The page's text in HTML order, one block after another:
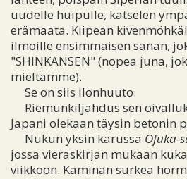
uudelle huipulle, katselen
erämaata. Kiipeän
ilmoille ensimmäisen sanan,
"SHINKANSEN" (nopea juna,
mieltämme).
Se on siis ilonhuuto.
Riemunkiljahdus sen
Japani olekaan täysin betonin
Nukun yksin karussa Ofuka-
jossa vieraskirjan mukaan
viikkoon. Kaminan surkea